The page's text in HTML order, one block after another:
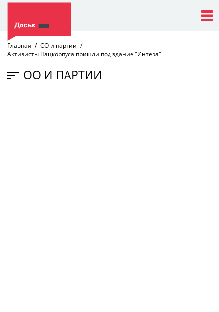
Главная
ОО и партии
Активисты Нацкорпуса пришли под здание "Интера"
ОО И ПАРТИИ